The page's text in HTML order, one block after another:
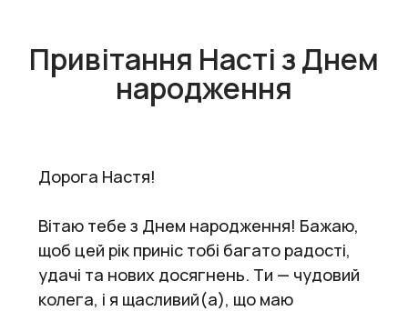
Привітання Насті з Днем
народження
Дорога Настя!
Вітаю тебе з Днем народження! Бажаю,
щоб цей рік приніс тобі багато радості,
удачі та нових досягнень. Ти — чудовий
колега, і я щасливий(а), що маю